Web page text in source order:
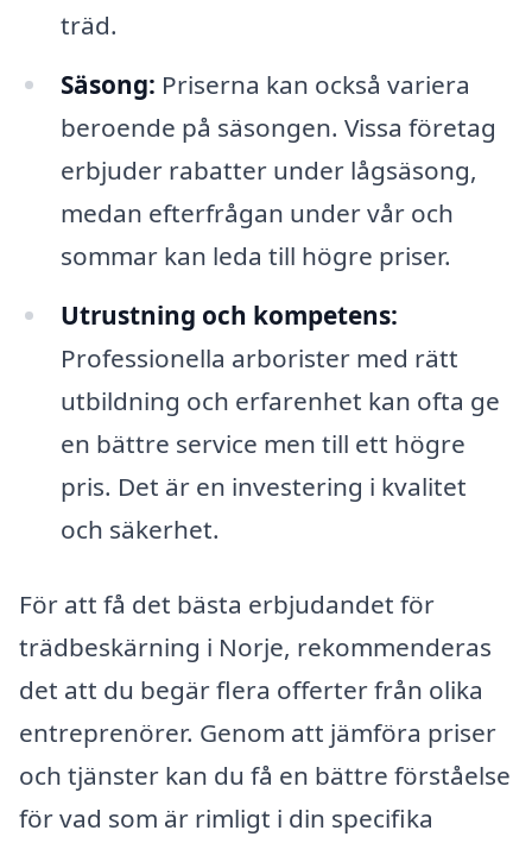
träd.
Säsong: Priserna kan också variera
beroende på säsongen. Vissa företag
erbjuder rabatter under lågsäsong,
medan efterfrågan under vår och
sommar kan leda till högre priser.
Utrustning och kompetens:
Professionella arborister med rätt
utbildning och erfarenhet kan ofta ge
en bättre service men till ett högre
pris. Det är en investering i kvalitet
och säkerhet.
För att få det bästa erbjudandet för
trädbeskärning i Norje, rekommenderas
det att du begär flera offerter från olika
entreprenörer. Genom att jämföra priser
och tjänster kan du få en bättre förståelse
för vad som är rimligt i din specifika